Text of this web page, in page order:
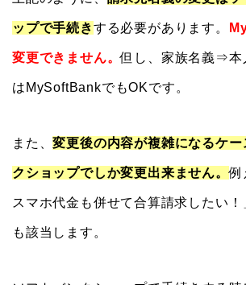
ップで手続きする必要があります。
変更できません。但し、家族名義⇒本
はMySoftBankでもOKです。
また、変更後の内容が複雑になるケ
クショップでしか変更出来ません。例
スマホ代金も併せて合算請求したい！
も該当します。